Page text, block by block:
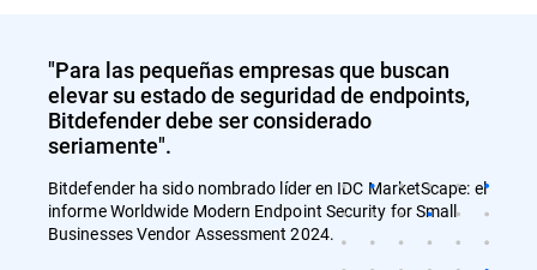
"Para las pequeñas empresas que buscan
elevar su estado de seguridad de endpoints,
Bitdefender debe ser considerado
seriamente".
Bitdefender ha sido nombrado líder en IDC MarketScape: el
informe Worldwide Modern Endpoint Security for Small
Businesses Vendor Assessment 2024.